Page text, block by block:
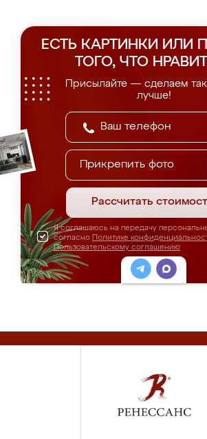
ЕСТЬ КАРТИНКИ ИЛИ
ТОГО, ЧТО
Присылайте — сделаем
лучше!
Прикрепить фото
Рассчитать
Я соглашаюсь на передачу
согласно Политике
Пользовательскому соглашению